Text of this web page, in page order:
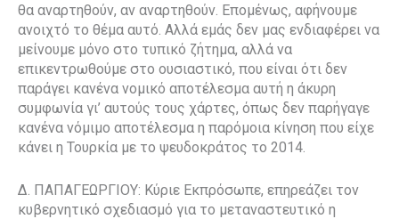
θα αναρτηθούν, αν αναρτηθούν. Επομένως, αφήνουμε
ανοιχτό το θέμα αυτό. Αλλά εμάς δεν μας ενδιαφέρει να
μείνουμε μόνο στο τυπικό ζήτημα, αλλά να
επικεντρωθούμε στο ουσιαστικό, που είναι ότι δεν
παράγει κανένα νομικό αποτέλεσμα αυτή η άκυρη
συμφωνία γι’ αυτούς τους χάρτες, όπως δεν παρήγαγε
κανένα νόμιμο αποτέλεσμα η παρόμοια κίνηση που είχε
κάνει η Τουρκία με το ψευδοκράτος το 2014.
Δ. ΠΑΠΑΓΕΩΡΓΙΟΥ: Κύριε Εκπρόσωπε, επηρεάζει τον
κυβερνητικό σχεδιασμό για το μεταναστευτικό η